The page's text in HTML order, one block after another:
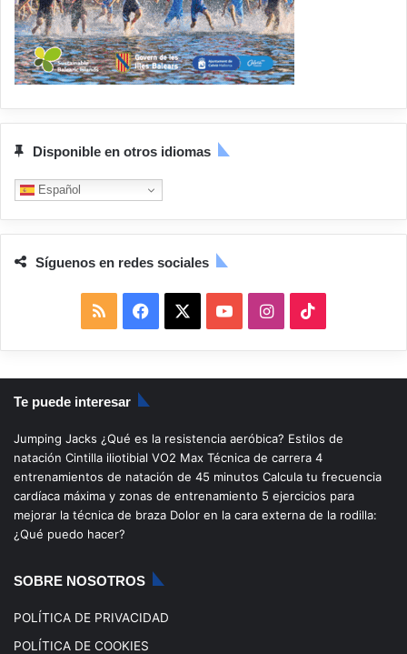
Disponible en otros idiomas
Español
Síguenos en redes sociales
S
S
a
c
b
o
o
u
u
b
I
n
s
a
g
i
k
o
k
Te puede interesar
Jumping Jacks ¿Qué es la resistencia aeróbica? Estilos de
natación Cintilla iliotibial VO2 Max Técnica de carrera 4
entrenamientos de natación de 45 minutos Calcula tu frecuencia
cardíaca máxima y zonas de entrenamiento 5 ejercicios para
mejorar la técnica de braza Dolor en la cara externa de la rodilla:
¿Qué puedo hacer?
SOBRE NOSOTROS
POLÍTICA DE PRIVACIDAD
POLÍTICA DE COOKIES